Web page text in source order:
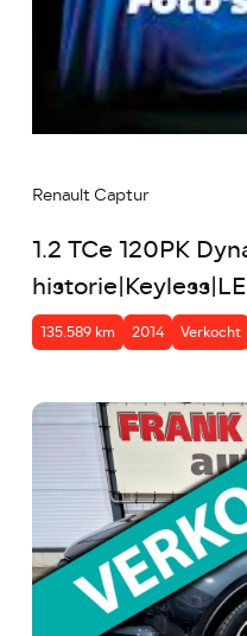
Renault Captur
1.2 TCe 120PK
135.589 km 2014 Verkocht